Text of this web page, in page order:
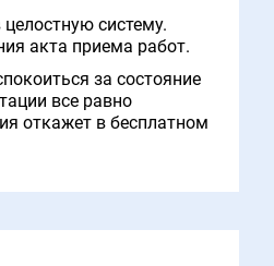
систему.
акта приема работ.
за состояние
все равно
откажет в бесплатном